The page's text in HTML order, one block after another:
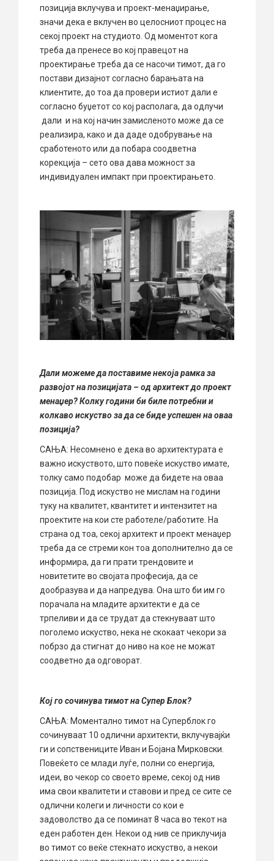
позиција вклучува и проект-менаџирање,
значи дека е вклучен во целосниот процес на
секој проект на студиото. Од моментот кога
треба да пренесе во кој правецот на
проектирање треба да се насочи тимот, да го
постави дизајнот согласно барањата на
клиентите, до тоа да провери истиот дали е
согласно буџетот со кој располага, да одлучи
дали и на кој начин замисленото може да се
реализира, како и да даде одобрување на
сработеното или да побара соодветна
корекција – сето ова дава можност за
индивидуален импакт при проектирањето.
Дали можеме да поставиме некоја рамка за
развојот на позицијата – од архитект до проект
менаџер? Колку години би биле потребни и
колкаво искуство за да се биде успешен на оваа
позиција?
САЊА: Несомнено е дека во архитектурата е
важно искуството, што повеќе искуство имате,
толку само подобар може да бидете на оваа
позиција. Под искуство не мислам на години
туку на квалитет, квантитет и интензитет на
проектите на кои сте работеле/работите. На
страна од тоа, секој архитект и проект менаџер
треба да се стреми кон тоа дополнително да се
информира, да ги прати трендовите и
новитетите во својата професија, да се
дообразува и да напредува. Она што би им го
порачала на младите архитекти е да се
трпеливи и да се трудат да стекнуваат што
поголемо искуство, нека не скокаат чекори за
побрзо да стигнат до ниво на кое не можат
соодветно да одговорат.
Кој го сочинува тимот на Супер Блок?
САЊА: Моментално тимот на Суперблок го
сочинуваат 10 одлични архитекти, вклучувајќи
ги и сопствениците Иван и Бојана Мирковски.
Повеќето се млади луѓе, полни со енергија,
идеи, во чекор со своето време, секој од нив
има свои квалитети и ставови и пред се сите се
одлични колеги и личности со кои е
задоволство да се поминат 8 часа во текот на
еден работен ден. Некои од нив се приклучија
во тимот со веќе стекнато искуство, а некои